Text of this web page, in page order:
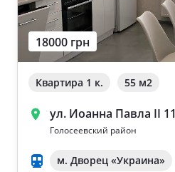
18000 грн
Квартира 1 к. 55 м2
ул. Иоанна Павла II 11
Голосеевский район
м. Дворец «Украина»